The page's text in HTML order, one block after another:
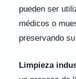
pueden ser
médicos o
preservando
Limpieza